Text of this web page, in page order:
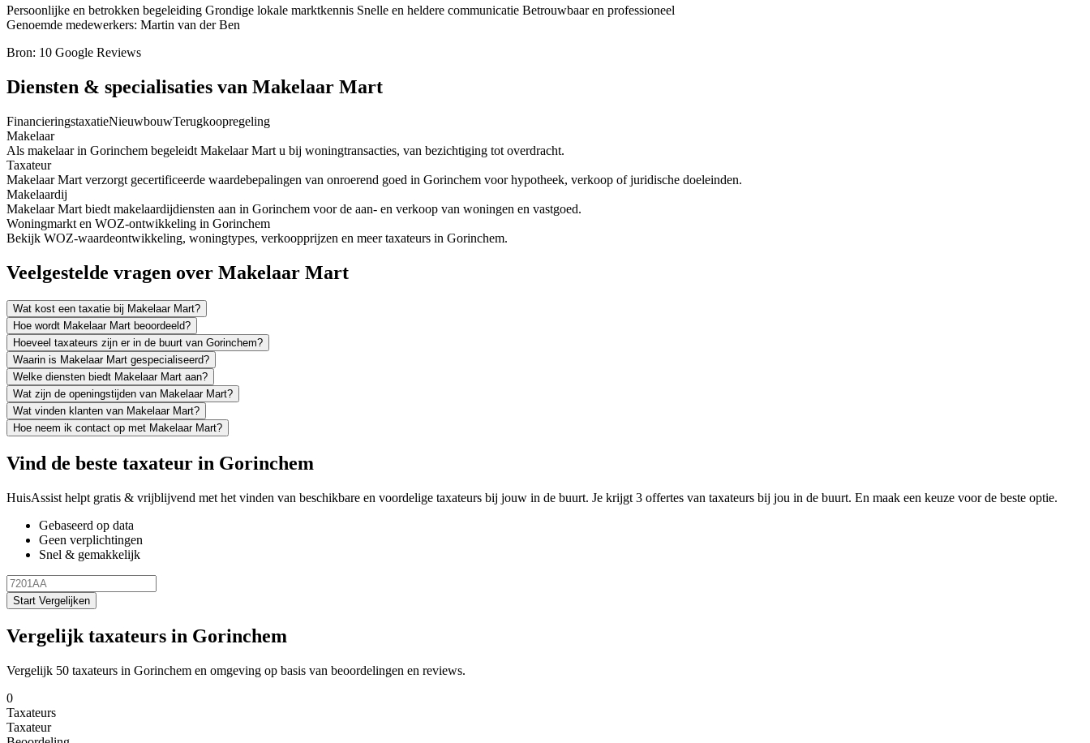
Persoonlijke en betrokken begeleiding Grondige lokale marktkennis Snelle en heldere communicatie Betrouwbaar en professioneel
Genoemde medewerkers: Martin van der Ben
Bron: 10 Google Reviews
Diensten & specialisaties van Makelaar Mart
FinancieringstaxatieNieuwbouwTerugkoopregeling
Makelaar
Als makelaar in Gorinchem begeleidt Makelaar Mart u bij woningtransacties, van bezichtiging tot overdracht.
Taxateur
Makelaar Mart verzorgt gecertificeerde waardebepalingen van onroerend goed in Gorinchem voor hypotheek, verkoop of juridische doeleinden.
Makelaardij
Makelaar Mart biedt makelaardijdiensten aan in Gorinchem voor de aan- en verkoop van woningen en vastgoed.
Woningmarkt en WOZ-ontwikkeling in Gorinchem
Bekijk WOZ-waardeontwikkeling, woningtypes, verkoopprijzen en meer taxateurs in Gorinchem.
Veelgestelde vragen over Makelaar Mart
Wat kost een taxatie bij Makelaar Mart?
Hoe wordt Makelaar Mart beoordeeld?
Hoeveel taxateurs zijn er in de buurt van Gorinchem?
Waarin is Makelaar Mart gespecialiseerd?
Welke diensten biedt Makelaar Mart aan?
Wat zijn de openingstijden van Makelaar Mart?
Wat vinden klanten van Makelaar Mart?
Hoe neem ik contact op met Makelaar Mart?
Vind de beste taxateur in Gorinchem
HuisAssist helpt gratis & vrijblijvend met het vinden van beschikbare en voordelige taxateurs bij jouw in de buurt. Je krijgt 3 offertes van taxateurs bij jou in de buurt. En maak een keuze voor de beste optie.
Gebaseerd op data
Geen verplichtingen
Snel & gemakkelijk
Start Vergelijken
Vergelijk taxateurs in Gorinchem
Vergelijk 50 taxateurs in Gorinchem en omgeving op basis van beoordelingen en reviews.
0
Taxateurs
Taxateur